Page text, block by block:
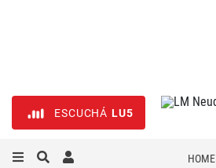
ESCUCHÁ LU5
HOME